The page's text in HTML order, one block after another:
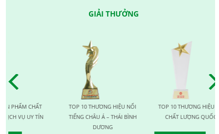
GIẢI THƯỞNG
CHẤT
VỤ UY TÍN
TOP 10 THƯƠNG HIỆU NỔI
TIẾNG CHÂU Á – THÁI BÌNH
DƯƠNG
TOP 10 THƯƠNG HIỆU VÀNG
CHẤT LƯỢNG QUỐC TẾ